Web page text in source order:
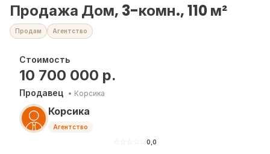
Продажа Дом, 3-комн., 110 м²
Продам Агентство
Стоимость
10 700 000 р.
Продавец • Корсика
Корсика
Агентство
0,0